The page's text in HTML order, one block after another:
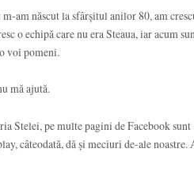
am născut la sfârșitul anilor 80, am
o echipă care nu era Steaua, iar acum
voi pomeni.
mă ajută.
Stelei, pe multe pagini de Facebook sunt
câteodată, dă și meciuri de-ale noastre.